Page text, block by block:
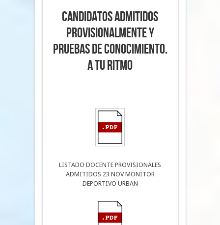
CANDIDATOS ADMITIDOS
PROVISIONALMENTE Y
PRUEBAS DE CONOCIMIENTO.
A TU RITMO
LISTADO DOCENTE PROVISIONALES
ADMITIDOS 23 NOV MONITOR
DEPORTIVO URBAN